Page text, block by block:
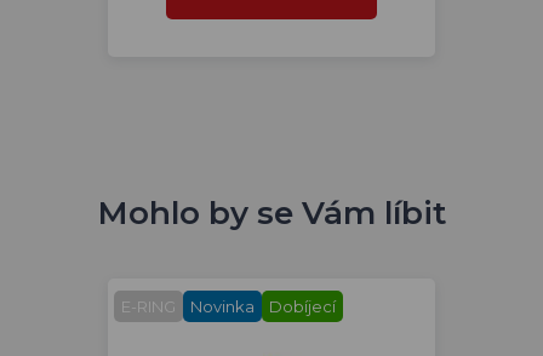
Mohlo by se Vám líbit
E-RING Novinka Dobíjecí